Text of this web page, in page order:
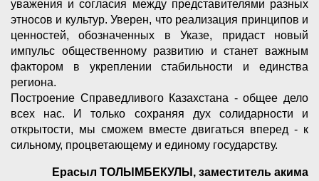
уважения и согласия между представителями разных
этносов и культур. Уверен, что реализация принципов и
ценностей, обозначенных в Указе, придаст новый
импульс общественному развитию и станет важным
фактором в укреплении стабильности и единства
региона.
Построение Справедливого Казахстана - общее дело
всех нас. И только сохраняя дух солидарности и
открытости, мы сможем вместе двигаться вперед - к
сильному, процветающему и единому государству.
Ерасыл ТОЛЫМБЕКУЛЫ, заместитель акима